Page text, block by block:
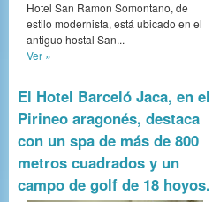
Hotel San Ramon Somontano, de
estilo modernista, está ubicado en el
antiguo hostal San...
Ver »
El Hotel Barceló Jaca, en el
Pirineo aragonés, destaca
con un spa de más de 800
metros cuadrados y un
campo de golf de 18 hoyos.